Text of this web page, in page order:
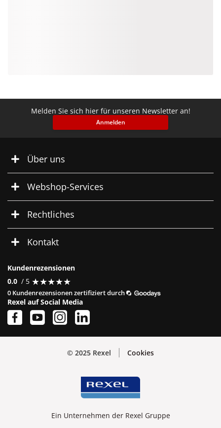
Melden Sie sich hier für unseren Newsletter an!
Anmelden
Über uns
Webshop-Services
Rechtliches
Kontakt
Kundenrezensionen
0.0 / 5 ★★★★★
★★★★★
0 Kundenrezensionen zertifiziert durch
Rexel auf Social Media
© 2025 Rexel Cookies
Ein Unternehmen der Rexel Gruppe